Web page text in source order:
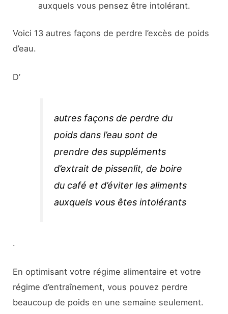
auxquels vous pensez être intolérant.
Voici 13 autres façons de perdre l’excès de poids
d’eau.
D’
autres façons de perdre du
poids dans l’eau sont de
prendre des suppléments
d’extrait de pissenlit, de boire
du café et d’éviter les aliments
auxquels vous êtes intolérants
.
En optimisant votre régime alimentaire et votre
régime d’entraînement, vous pouvez perdre
beaucoup de poids en une semaine seulement.